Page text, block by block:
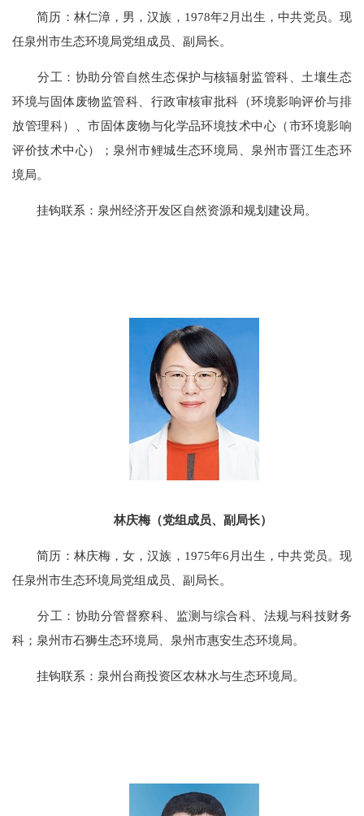
简历：林仁漳，男，汉族，1978年2月出生，中共党员。现
任泉州市生态环境局党组成员、副局长。
分工： 协助分管 自然生态保护与核辐射监管科、土壤生态
环境与固体废物监管科、行政审核审批科（环境影响评价与排
放管理科）、市固体废物与化学品环境技术中心 （市环境影响
评价技术中心）
；泉州市鲤城生态环境局、泉州市晋江生态环
境局。
挂钩联系：泉州经济开发区自然资源和规划建设局。
林庆梅（党组成员、副局长）
简历：林庆梅，女，汉族，1975年6月出生，中共党员。现
任泉州市生态环境局党组成员、副局长。
分工：协助分管督察科、监测与综合科、法规与科技财务
科；泉州市石狮生态环境局、泉州市惠安生态环境局。
挂钩联系：泉州台商投资区农林水与生态环境局。